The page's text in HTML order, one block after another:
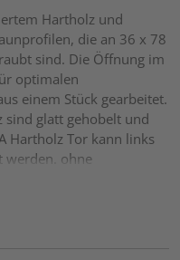
Hartholz und
die an 36 x 78
sind. Die Öffnung im
optimalen
einem Stück gearbeitet.
sind glatt gehobelt und
Hartholz Tor kann links
werden. ohne